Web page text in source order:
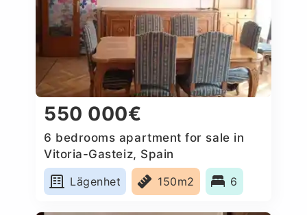
550 000€
6 bedrooms apartment for sale in
Vitoria-Gasteiz, Spain
Lägenhet
150m2 6